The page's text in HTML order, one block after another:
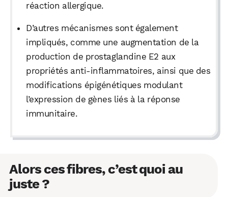
réaction allergique.
D’autres mécanismes sont également
impliqués, comme une augmentation de la
production de prostaglandine E2 aux
propriétés anti-inflammatoires, ainsi que des
modifications épigénétiques modulant
l’expression de gènes liés à la réponse
immunitaire.
Alors ces fibres, c’est quoi au
juste ?